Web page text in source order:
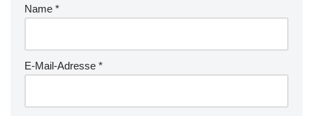
Name *
E-Mail-Adresse *